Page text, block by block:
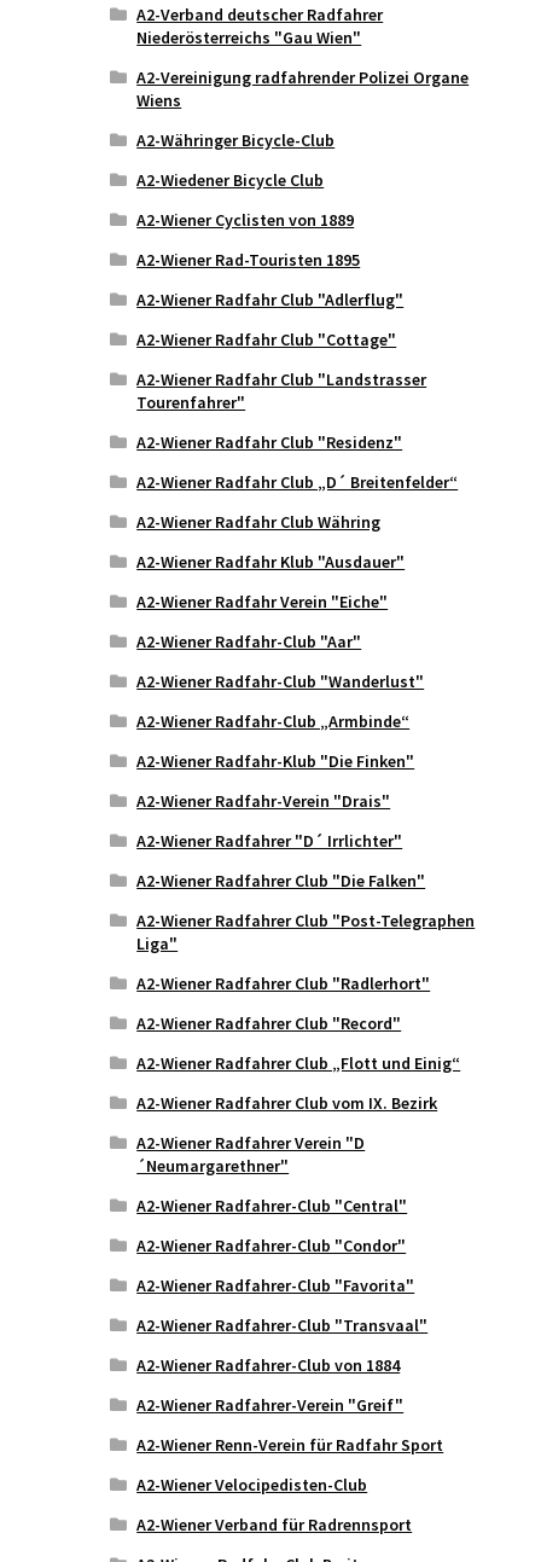
A2-Verband deutscher Radfahrer
Niederösterreichs "Gau Wien"
A2-Vereinigung radfahrender Polizei Organe
Wiens
A2-Währinger Bicycle-Club
A2-Wiedener Bicycle Club
A2-Wiener Cyclisten von 1889
A2-Wiener Rad-Touristen 1895
A2-Wiener Radfahr Club "Adlerflug"
A2-Wiener Radfahr Club "Cottage"
A2-Wiener Radfahr Club "Landstrasser
Tourenfahrer"
A2-Wiener Radfahr Club "Residenz"
A2-Wiener Radfahr Club „D´ Breitenfelder“
A2-Wiener Radfahr Club Währing
A2-Wiener Radfahr Klub "Ausdauer"
A2-Wiener Radfahr Verein "Eiche"
A2-Wiener Radfahr-Club "Aar"
A2-Wiener Radfahr-Club "Wanderlust"
A2-Wiener Radfahr-Club „Armbinde“
A2-Wiener Radfahr-Klub "Die Finken"
A2-Wiener Radfahr-Verein "Drais"
A2-Wiener Radfahrer "D´ Irrlichter"
A2-Wiener Radfahrer Club "Die Falken"
A2-Wiener Radfahrer Club "Post-Telegraphen
Liga"
A2-Wiener Radfahrer Club "Radlerhort"
A2-Wiener Radfahrer Club "Record"
A2-Wiener Radfahrer Club „Flott und Einig“
A2-Wiener Radfahrer Club vom IX. Bezirk
A2-Wiener Radfahrer Verein "D
´Neumargarethner"
A2-Wiener Radfahrer-Club "Central"
A2-Wiener Radfahrer-Club "Condor"
A2-Wiener Radfahrer-Club "Favorita"
A2-Wiener Radfahrer-Club "Transvaal"
A2-Wiener Radfahrer-Club von 1884
A2-Wiener Radfahrer-Verein "Greif"
A2-Wiener Renn-Verein für Radfahr Sport
A2-Wiener Velocipedisten-Club
A2-Wiener Verband für Radrennsport